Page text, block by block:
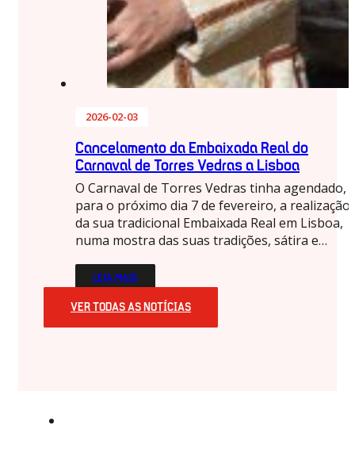
2026-02-03
Cancelamento da Embaixada Real do
Carnaval de Torres Vedras a Lisboa
O Carnaval de Torres Vedras tinha agendado,
para o próximo dia 7 de fevereiro, a realização
da sua tradicional Embaixada Real em Lisboa,
numa mostra das suas tradições, sátira e…
LEIA MAIS
VER TODAS AS NOTÍCIAS